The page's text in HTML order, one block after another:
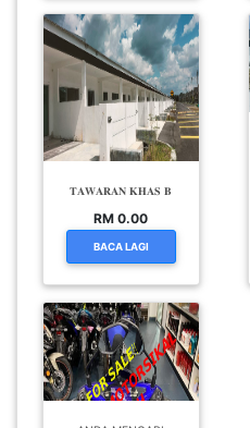
𝐓𝐀𝐖𝐀𝐑𝐀𝐍 𝐊𝐇𝐀𝐒 𝐁
RM 0.00
BACA LAGI